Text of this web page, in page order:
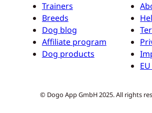
Trainers
Breeds
Dog blog
Affiliate program
Dog products
© Dogo App GmbH 2025. All rights